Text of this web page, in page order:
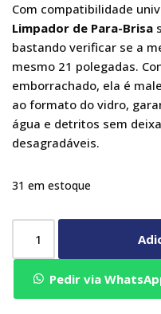
Com compatibilidade
Limpador de Para-Brisa
bastando verificar se a
mesmo 21 polegadas.
emborrachado, ela é
ao formato do vidro,
água e detritos sem
desagradáveis.
31 em estoque
Pedir via